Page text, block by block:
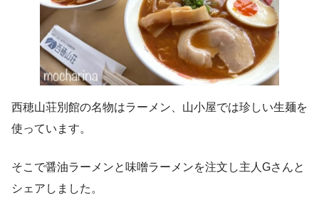
西穂山荘別館の名物はラーメン、山小屋では珍しい生麺を
使っています。
そこで醤油ラーメンと味噌ラーメンを注文し主人Gさんと
シェアしました。